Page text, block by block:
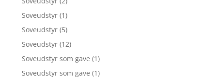
Soveudstyr (1)
Soveudstyr (5)
Soveudstyr (12)
Soveudstyr som gave (1)
Soveudstyr som gave (1)